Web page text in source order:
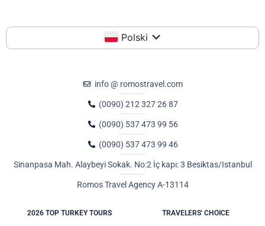
Polski
info @ romostravel.com
(0090) 212 327 26 87
(0090) 537 473 99 56
(0090) 537 473 99 46
Sinanpasa Mah. Alaybeyi Sokak. No:2 İç kapı: 3 Besiktas/Istanbul
Romos Travel Agency A-13114
2026 TOP TURKEY TOURS TRAVELERS' CHOICE